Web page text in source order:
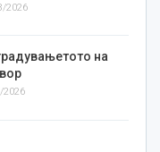
2026
на
2026